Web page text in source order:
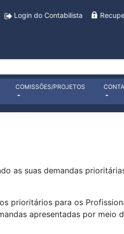
Login do Contabilista
COMISSÕES/PROJETOS
as suas demandas
prioritários para os
apresentadas por meio